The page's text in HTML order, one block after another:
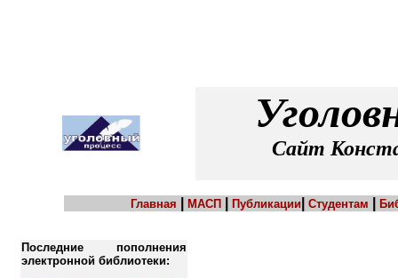
Сайт
Главная МАСП Публикации Студентам
Последние пополнения
электронной библиотеки: